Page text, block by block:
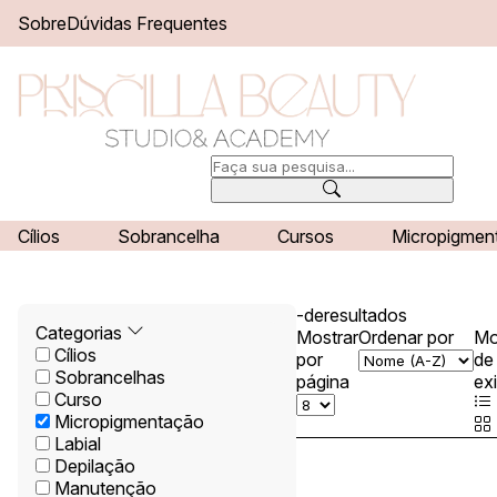
SobreDúvidas Frequentes
Cílios Sobrancelha Cursos
Serviços
Serviços
Categorias
Cílios
Sobrancelhas
Curso
Micropigmentação
Labial
Depilação
Manutenção
-deresultados
Mostrar
por
página
Ordenar por
de